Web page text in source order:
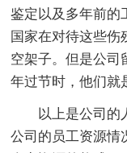
鉴定以及多年前的
国家在对待这些伤
空架子。但是公司
年过节时，他们就
以上是公司的
公司的员工资源情